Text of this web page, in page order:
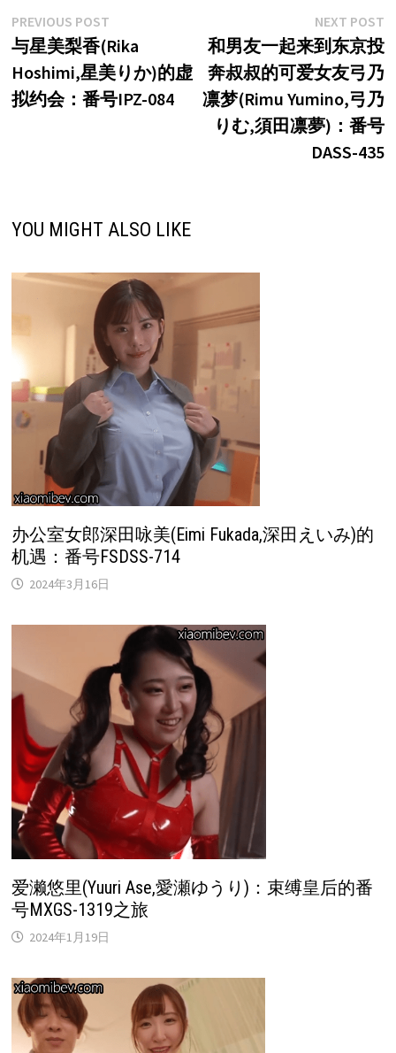
文
章
导
PREVIOUS POSTPrevious
post:
与星美梨香(Rika
Hoshimi,星美りか)的虚
拟约会：番号IPZ-084
NEXT POST
和男友一起来到东京投
奔叔叔的可爱女友弓乃
凛梦(Rimu Yumino,弓乃
りむ,須田凛夢)：番号
DASS-435
YOU MIGHT ALSO LIKE
办公室女郎深田咏美(Eimi Fukada,深田えいみ)的
机遇：番号FSDSS-714
2024年3月16日
爱濑悠里(Yuuri Ase,愛瀬ゆうり)：束缚皇后的番
号MXGS-1319之旅
2024年1月19日